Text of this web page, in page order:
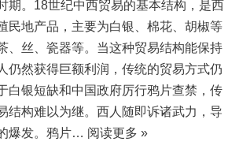
期。18世纪中西贸易的基本结构，是西
民地产品，主要为白银、棉花、胡椒等
、丝、瓷器等。当这种贸易结构能保持
仍然获得巨额利润，传统的贸易方式仍
白银短缺和中国政府厉行鸦片查禁，传
结构难以为继。西人随即诉诸武力，导
爆发。鸦片… 阅读更多 »